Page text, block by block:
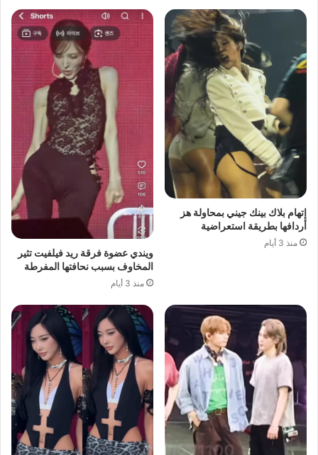
إتهام بلاك بينك جيني بمحاولة هز
أردافها بطريقة استعراضية
منذ 3 أيام
ويندي عضوة فرقة ريد فيلفيت تثير
المخاوف بسبب نحافتها المفرطة
منذ 3 أيام